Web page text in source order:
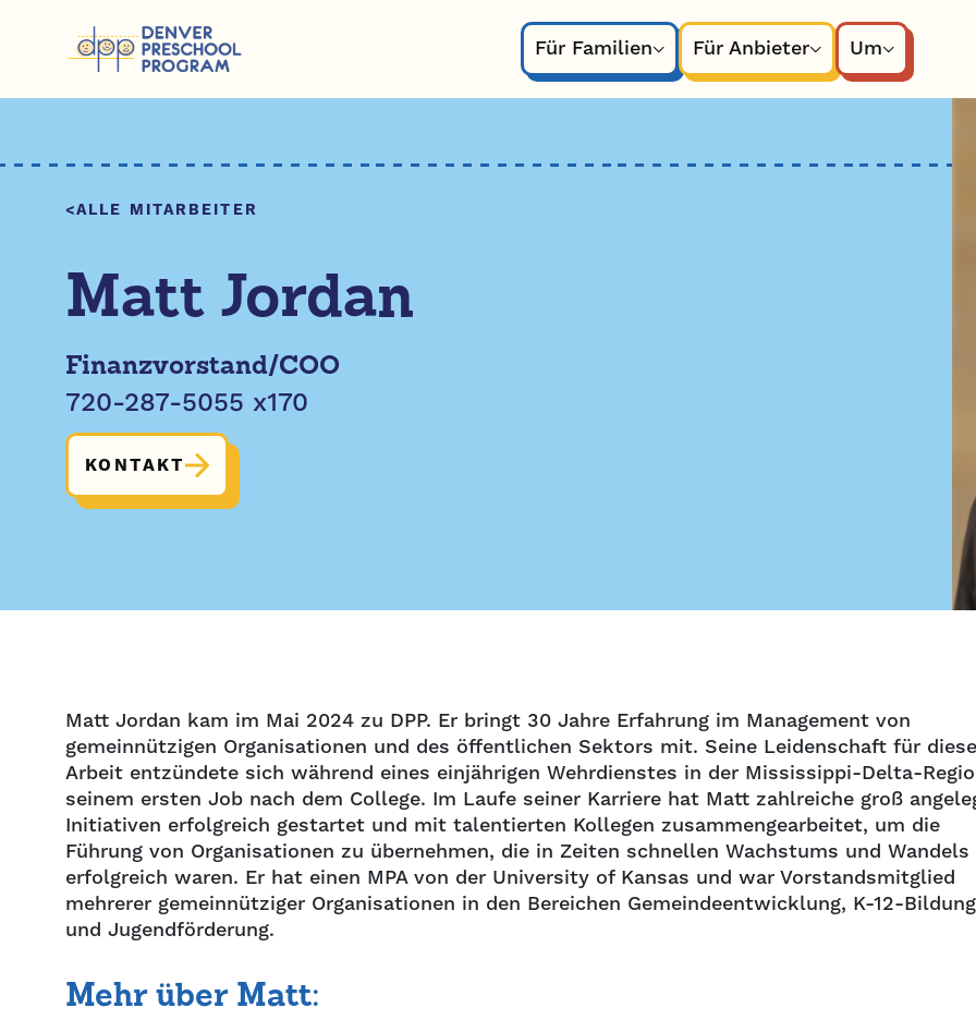
Für Familien
Für Anbieter Um
ALLE MITARBEITER
Matt Jordan
Finanzvorstand/COO
720-287-5055 x170
KONTAKT
Matt Jordan kam im Mai 2024 zu DPP. Er bringt 30 Jahre Erfahrung im Management von
gemeinnützigen Organisationen und des öffentlichen Sektors mit. Seine Leidenschaft für diese
Arbeit entzündete sich während eines einjährigen Wehrdienstes in der Mississippi-Delta-
seinem ersten Job nach dem College. Im Laufe seiner Karriere hat Matt zahlreiche groß
Initiativen erfolgreich gestartet und mit talentierten Kollegen zusammengearbeitet, um die
Führung von Organisationen zu übernehmen, die in Zeiten schnellen Wachstums und Wandels
erfolgreich waren. Er hat einen MPA von der University of Kansas und war Vorstandsmitglied
mehrerer gemeinnütziger Organisationen in den Bereichen Gemeindeentwicklung, K-12-Bildung
und Jugendförderung.
Mehr über Matt: